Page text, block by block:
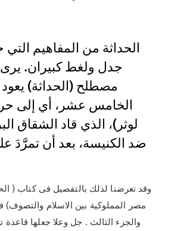
الحداثة من المفاهيم
جدل ولغط كبيران.
مصطلح (الحداثة)
الخامس عشر، أي إلى
لوثر)، الذي قاد الشقاق
ضد الكنيسة، بعد أن تمرَّدَ
وقد تعرضنا لذلك بالتفصيل فى كتاب (
مصر المملوكية بين الاسلام والتصوف)
والجزء الثالث . جل وعلا جعلها قاعدة